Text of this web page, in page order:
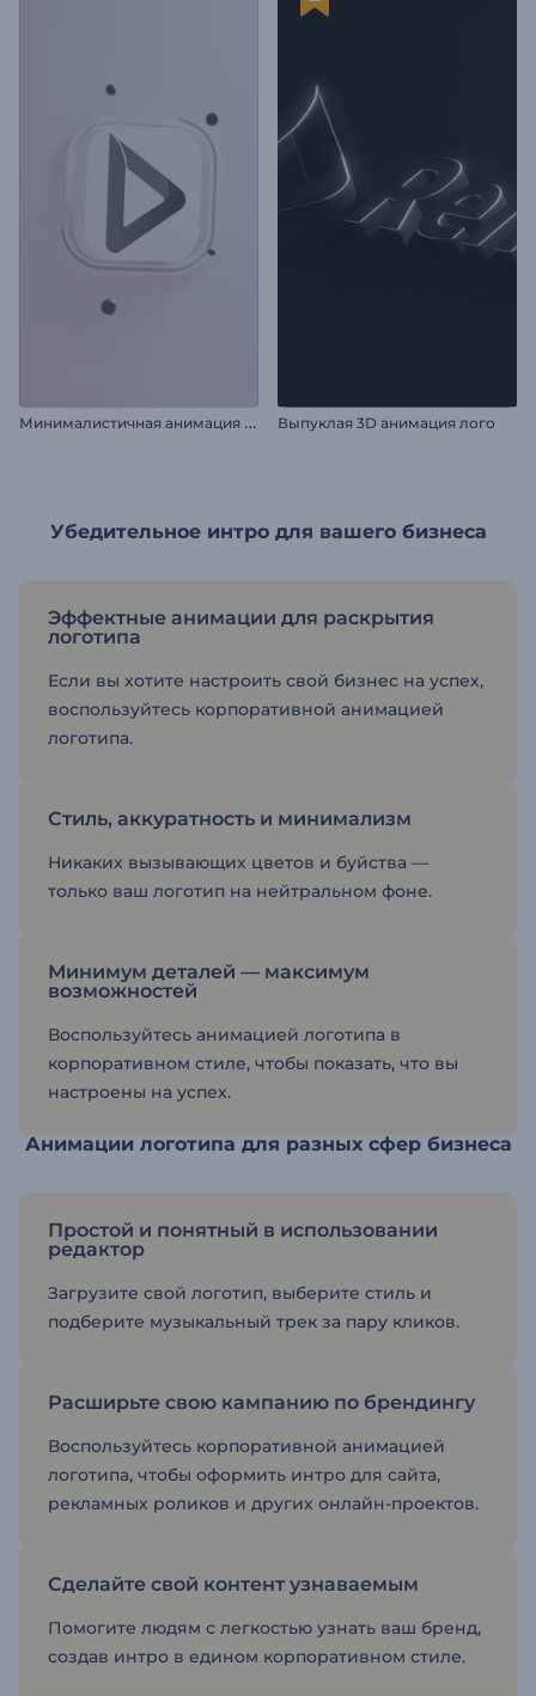
М
инималистичная анимация лого во вращении Выпуклая 3D анимация лого
Убедительное интро для вашего бизнеса
Эффектные анимации для раскрытия
логотипа
Если вы хотите настроить свой бизнес на успех,
воспользуйтесь корпоративной анимацией
логотипа.
Стиль, аккуратность и минимализм
Никаких вызывающих цветов и буйства —
только ваш логотип на нейтральном фоне.
Минимум деталей — максимум
возможностей
Воспользуйтесь анимацией логотипа в
корпоративном стиле, чтобы показать, что вы
настроены на успех.
Анимации логотипа для разных сфер бизнеса
Простой и понятный в использовании
редактор
Загрузите свой логотип, выберите стиль и
подберите музыкальный трек за пару кликов.
Расширьте свою кампанию по брендингу
Воспользуйтесь корпоративной анимацией
логотипа, чтобы оформить интро для сайта,
рекламных роликов и других онлайн-проектов.
Сделайте свой контент узнаваемым
Помогите людям с легкостью узнать ваш бренд,
создав интро в едином корпоративном стиле.